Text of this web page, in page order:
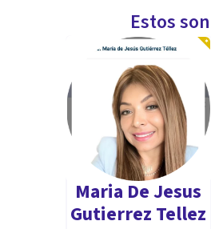
Estos
Maria De Jesus
Gutierrez Tellez